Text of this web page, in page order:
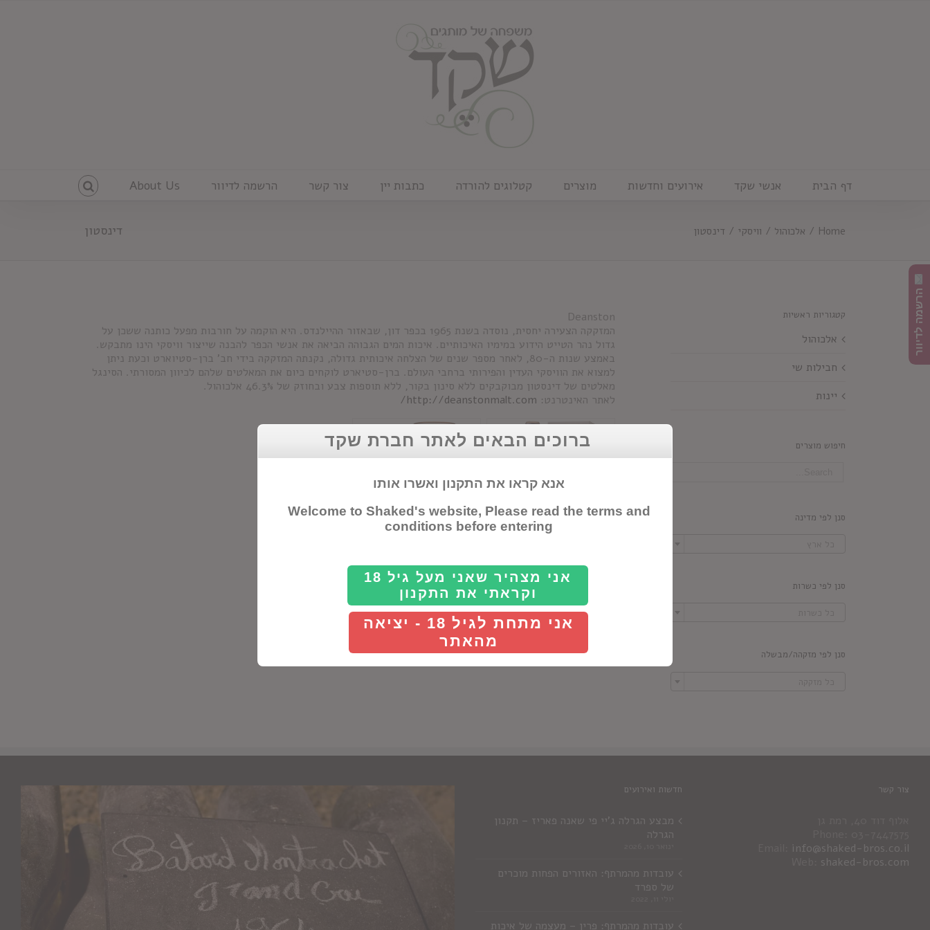
דף הבית אנשי שקד אירועים וחדשות מוצרים קטלוגים להורדה כתבות יין צור קשר הרשמה לדיוור About Us
דינסטון Home
/ אלכוהול / וויסקי / דינסטון
Deanston
המזקקה הצעירה יחסית, נוסדה בשנת 1965 בכפר דון, שבאזור ההיילנדס. היא הוקמה על חורבות מפעל כותנה ששכן על
גדול נהר הטייט הידוע במימיו האיכותיים. איכות המים הגבוהה הביאה את אנשי הכפר להבנה שייצור וויסקי הינו מתבקש.
באמצע שנות ה-80, לאחר מספר שנים של הצלחה איכותית גדולה, נקנתה המזקקה בידי חב' ברן-סטיוארט וכעת ניתן
למצוא את הוויסקי העדין והפירותי ברחבי העולם. ברן-סטיארט לוקחים כיום את המאלטים שלהם לכיוון המסורתי. הסינגל
מאלטים של דינסטון מבוקבקים ללא סינון בקור, ללא תוספות צבע ובחוזק של 46.3% אלכוהול.
לאתר האינטרנט: http://deanstonmalt.com/
דינסטון וירג'ין
דינסטון 12 שנה
קטגוריות ראשיות
אלכוהול
חבילות שי
יינות
חיפוש מוצרים
סנן לפי מדינה
סנן לפי כשרות
סנן לפי מזקהה/מבשלה
צור קשר
info@shaked-bros.co.il
shaked-bros.com
חדשות ואירועים
מבצע הגרלה ג'יי פי שאנה פאריז – תקנון
הגרלה
עובדות מהמרתף: האזורים הפחות מוכרים
של ספרד
עובדות מהמרתף: פרין – מעצמה של איכות
הרשמה לדיוור
ברוכים הבאים לאתר חברת שקד
אנא קראו את התקנון ואשרו אותו
Welcome to Shaked's website, Please read the terms and
conditions before entering
אני מצהיר שאני מעל גיל 18
וקראתי את התקנון
אני מתחת לגיל 18 - יציאה
מהאתר